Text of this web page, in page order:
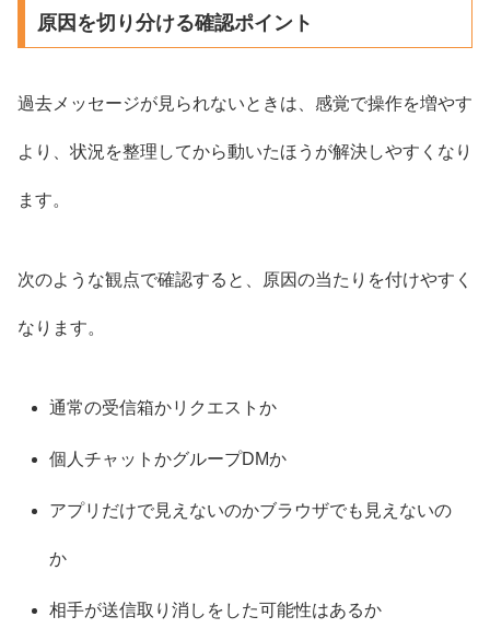
原因を切り分ける確認ポイント
過去メッセージが見られないときは、感覚で操作を増やす
より、状況を整理してから動いたほうが解決しやすくなり
ます。
次のような観点で確認すると、原因の当たりを付けやすく
なります。
通常の受信箱かリクエストか
個人チャットかグループDMか
アプリだけで見えないのかブラウザでも見えないの
か
相手が送信取り消しをした可能性はあるか